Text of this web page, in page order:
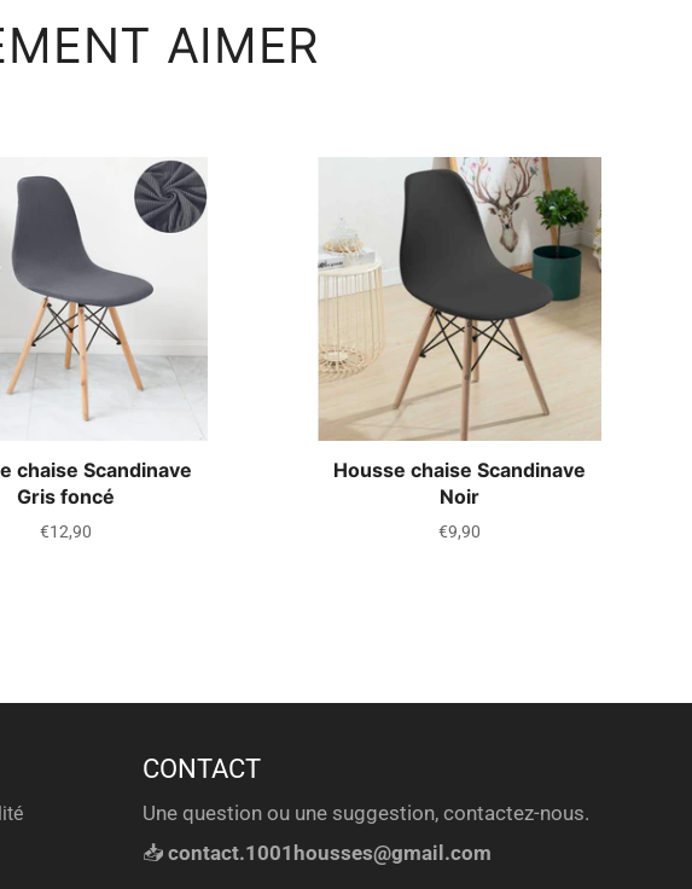
AIMER
chaise Scandinave
Gris foncé
Prix
€12,90
Housse chaise Scandinave
Noir
Prix
€9,90
CONTACT
Une question ou une suggestion, contactez-nous.
📥contact.1001housses@gmail.com